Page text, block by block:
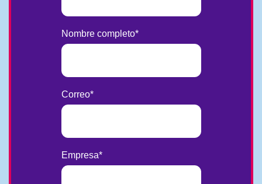
Nombre completo*
Correo*
Empresa*